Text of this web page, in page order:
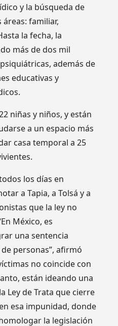
y la búsqueda de
familiar,
la fecha, la
más de dos mil
además de
educativas y
niñas y niños, y están
a un espacio más
casa temporal a 25
los días en
a Tapia, a Tolsá y a
que la ley no
México, es
una sentencia
personas”, afirmó
no coincide con
están ideando una
Ley de Trata que cierre
esa impunidad, donde
la legislación